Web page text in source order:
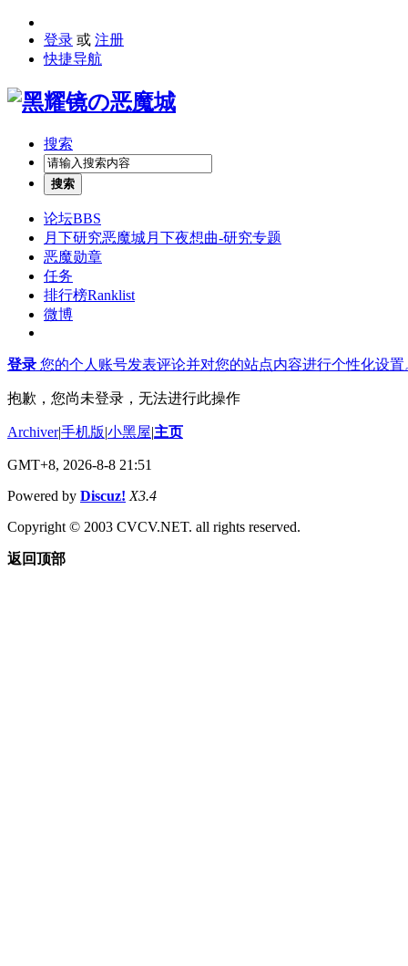
登录 或 注册
快捷导航
搜索
搜索
论坛BBS
月下研究恶魔城月下夜想曲-研究专题
恶魔勋章
任务
排行榜Ranklist
微博
登录 您的个人账号发表评论并对您的站点内容进行个性化设置
抱歉，您尚未登录，无法进行此操作
Archiver|手机版|小黑屋|主页
GMT+8, 2026-8-8 21:51
Powered by Discuz! X3.4
Copyright © 2003 CVCV.NET. all rights reserved.
返回顶部